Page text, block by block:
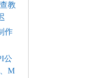
教
作
公
M